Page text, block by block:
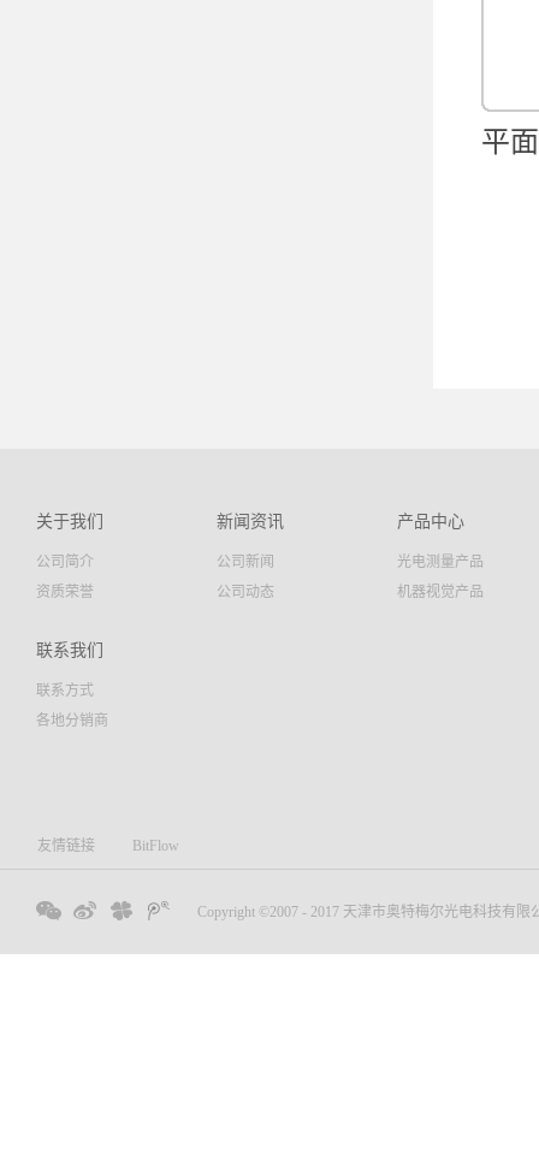
平
关于我们
公司简介
资质荣誉
新闻资讯
公司新闻
公司动态
产品中心
光电测量产品
机器视觉产品
联系我们
联系方式
各地分销商
友情链接 BitFlow
Copyright ©2007 - 2017 天津市奥特梅尔光电科技有限